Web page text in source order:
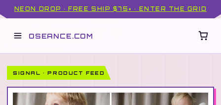
NEON DROP · FREE SHIP $75+ · ENTER THE GRID
OSEANCE.COM
SIGNAL · PRODUCT FEED